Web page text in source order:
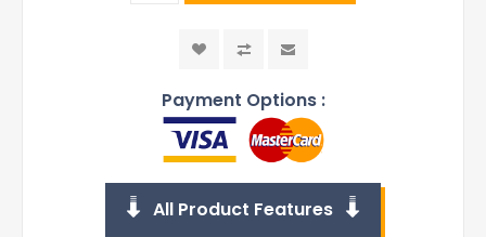
Payment Options :
All Product Features